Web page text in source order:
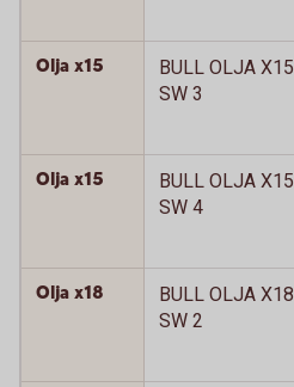
Olja x15
BULL OLJA X15
SW 3
Olja x15
BULL OLJA X15
SW 4
Olja x18
BULL OLJA X18
SW 2